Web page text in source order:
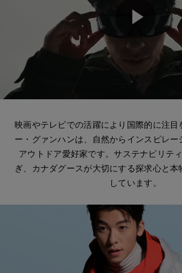
サマー 26 コレクション
サマー 26 コレクションLOOK
スノーグース
メイドインジャパンTシャツ
アウターウェア
アクセサリー
フットウェア
コレクション
サマー 26 コレクション
サマー 26 コレクションLOOK
スノーグース
メイドインジャパンTシャツ
アウターウェア
アクセサリー
フットウェア
コレクション
コレクション
ウェアの下取り・再販を通じ
製品の価値を受け継いでいきま
アーカイブの希少なピースも
詳しく見る
下取り申請
映画やテレビでの活躍により国際的に注目
ー・グァンハンは、自然からインスピレー
アウトドア愛好家です。サステナビリテ
ぎ、カナダグースが大切にする探求心と本
しています。